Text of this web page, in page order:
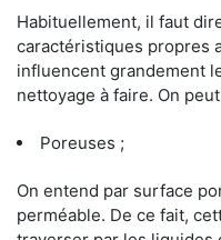
Habituellement, il faut
caractéristiques propres
influencent grandement
nettoyage à faire. On
Poreuses ;
On entend par surface
perméable. De ce fait,